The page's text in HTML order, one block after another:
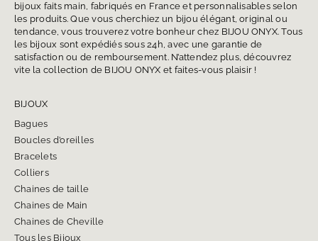
bijoux faits main, fabriqués en France et personnalisables selon
les produits. Que vous cherchiez un bijou élégant, original ou
tendance, vous trouverez votre bonheur chez BIJOU ONYX. Tous
les bijoux sont expédiés sous 24h, avec une garantie de
satisfaction ou de remboursement. N’attendez plus, découvrez
vite la collection de BIJOU ONYX et faites-vous plaisir !
BIJOUX
Bagues
Boucles d’oreilles
Bracelets
Colliers
Chaines de taille
Chaines de Main
Chaines de Cheville
Tous les Bijoux